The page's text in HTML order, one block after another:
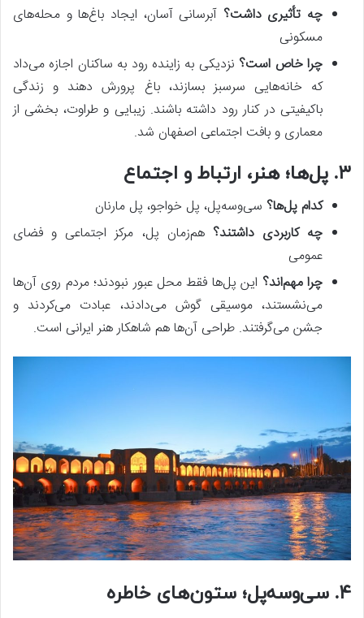
چه تأثیری داشت؟ آبرسانی آسان، ایجاد باغ‌ها و محله‌های
مسکونی
چرا خاص است؟ نزدیکی به زاینده رود به ساکنان اجازه می‌داد
که خانه‌هایی سرسبز بسازند، باغ پرورش دهند و زندگی
باکیفیتی در کنار رود داشته باشند. زیبایی و طراوت، بخشی از
معماری و بافت اجتماعی اصفهان شد.
۳. پل‌ها؛ هنر، ارتباط و اجتماع
کدام پل‌ها؟ سی‌وسه‌پل، پل خواجو، پل مارنان
چه کاربردی داشتند؟ هم‌زمان پل، مرکز اجتماعی و فضای
عمومی
چرا مهم‌اند؟ این پل‌ها فقط محل عبور نبودند؛ مردم روی آن‌ها
می‌نشستند، موسیقی گوش می‌دادند، عبادت می‌کردند و
جشن می‌گرفتند. طراحی آن‌ها هم شاهکار هنر ایرانی است.
۴. سی‌وسه‌پل؛ ستون‌های خاطره